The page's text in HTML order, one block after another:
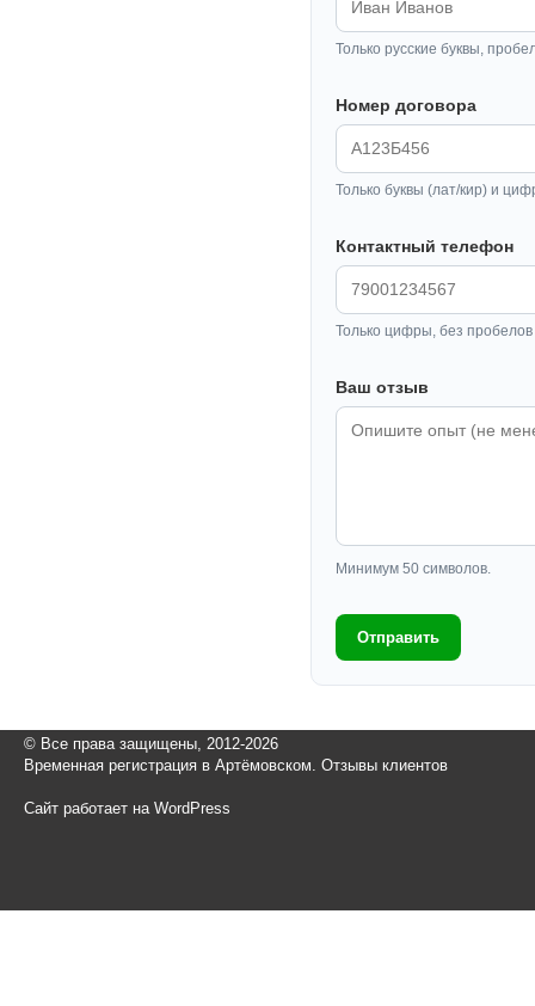
Только русские буквы,
Номер договора
Только буквы (лат/кир) и
Контактный телефон
Только цифры, без
Ваш отзыв
Минимум 50 символов.
Отправить
© Все права защищены, 2012-2026
Временная регистрация в Артёмовском. Отзывы клиентов
Сайт работает на WordPress